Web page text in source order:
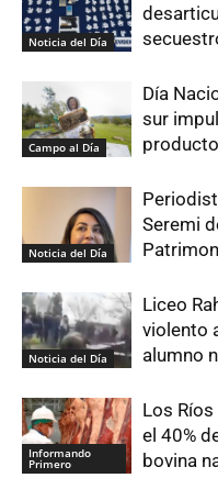
Noticia del Día
Campo al Día
Día
sur
Noticia del Día
Seremi
Noticia del Día
Liceo
violento
alumno
Informando
Primero
Los
el 40%
bovina